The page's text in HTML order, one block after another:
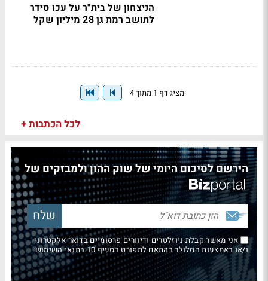
הניצחון של בית"ר על עכו סידר
לתושב רמת גן 28 מיליון שקל
מציג דף 1 מתוך 4
לכל הכתבות +
הירשם לסיכום היומי של שוק ההון ולמבזקים של
אני מאשר קבלת ניוזלטרים ודיוורים פרסומיים בדואר אלקטרוני
ו/או באמצעות הסלולר בהתאם למפורט בסעיף 10 בתנאי השימוש